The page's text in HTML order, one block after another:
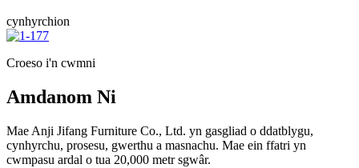
cynhyrchion
Croeso i'n cwmni
Amdanom Ni
Mae Anji Jifang Furniture Co., Ltd. yn gasgliad o ddatblygu,
cynhyrchu, prosesu, gwerthu a masnachu. Mae ein ffatri yn
cwmpasu ardal o tua 20,000 metr sgwâr.